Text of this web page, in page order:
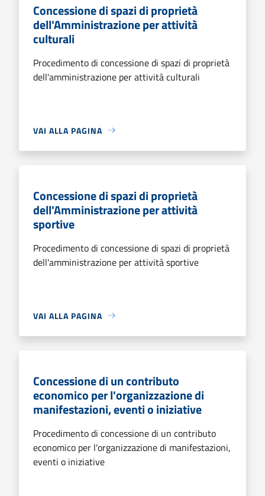
Concessione di spazi di proprietà
dell'Amministrazione per attività
culturali
Procedimento di concessione di spazi di proprietà
dell'amministrazione per attività culturali
VAI ALLA PAGINA
Concessione di spazi di proprietà
dell'Amministrazione per attività
sportive
Procedimento di concessione di spazi di proprietà
dell'amministrazione per attività sportive
VAI ALLA PAGINA
Concessione di un contributo
economico per l'organizzazione di
manifestazioni, eventi o iniziative
Procedimento di concessione di un contributo
economico per l'organizzazione di manifestazioni,
eventi o iniziative